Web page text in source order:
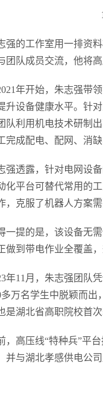
强的工作室用一排资
团队成员交流，他将
年开始，朱志强带
升设备健康水平。针
队利用机电技术研制
完成配电、配网、消缺
强透露，针对电网设
化平台可替代常用的
，克服了机器人方案
一提的是，该设备无
做到带电作业全覆盖
年11月，朱志强团队
多万名学生中脱颖而
是湖北省高职院校首次
，高压线“特种兵”平
并与湖北孝感供电公